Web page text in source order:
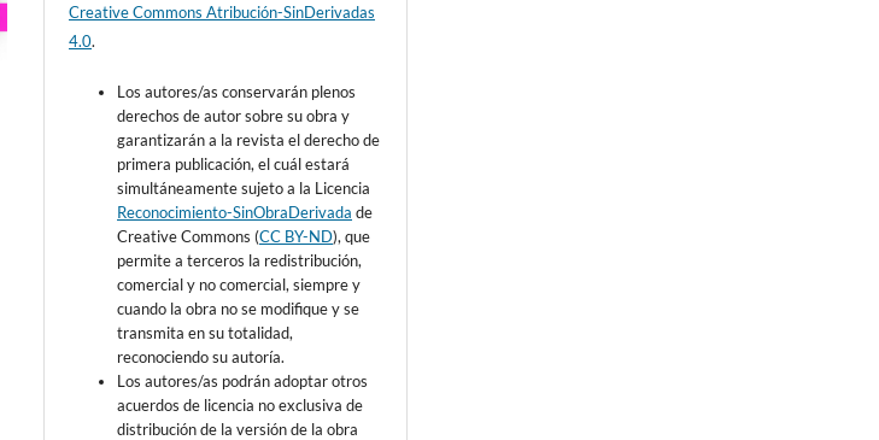
Creative Commons Atribución-SinDerivadas
4.0.
Los autores/as conservarán plenos
derechos de autor sobre su obra y
garantizarán a la revista el derecho de
primera publicación, el cuál estará
simultáneamente sujeto a la Licencia
Reconocimiento-SinObraDerivada de
Creative Commons (CC BY-ND), que
permite a terceros la redistribución,
comercial y no comercial, siempre y
cuando la obra no se modifique y se
transmita en su totalidad,
reconociendo su autoría.
Los autores/as podrán adoptar otros
acuerdos de licencia no exclusiva de
distribución de la versión de la obra